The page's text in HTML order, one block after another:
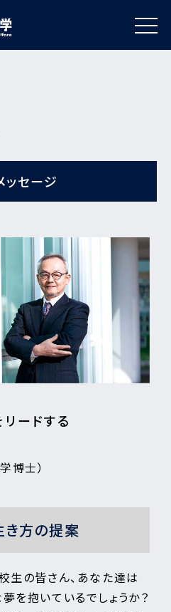
ッセージ
ードする
博士）
方の提案
生の皆さん、あなた達は
を抱いているでしょうか？